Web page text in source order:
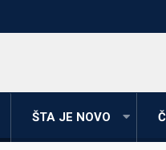
ŠTA JE NOVO